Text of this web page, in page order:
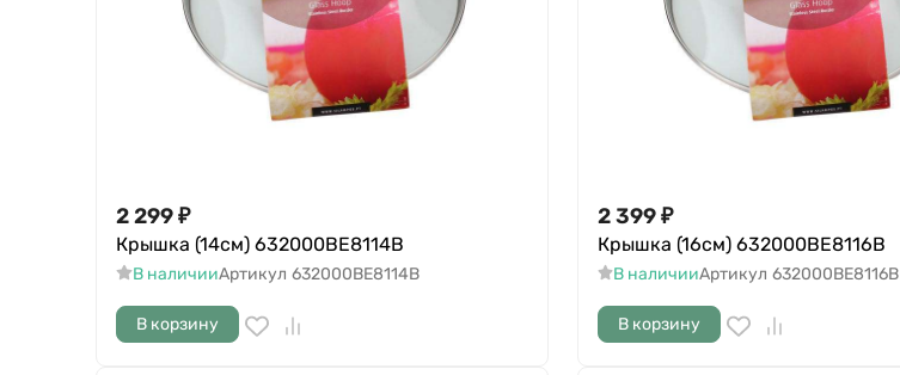
2 299₽
Крышка (14см) 632000BE8114B
В наличииАртикул 632000BE8114B
В корзину
2 399₽
Крышка (16см) 632000BE8116B
В наличииАртикул 632000BE8116B
В корзину